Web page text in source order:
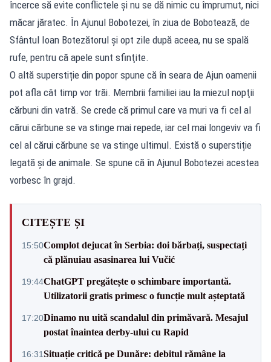
încerce să evite conflictele şi nu se dă nimic cu împrumut, nici
măcar jăratec. În Ajunul Bobotezei, în ziua de Bobotează, de
Sfântul Ioan Botezătorul şi opt zile după aceea, nu se spală
rufe, pentru că apele sunt sfinţite.
O altă superstiție din popor spune că în seara de Ajun oamenii
pot afla cât timp vor trăi. Membrii familiei iau la miezul nopţii
cărbuni din vatră. Se crede că primul care va muri va fi cel al
cărui cărbune se va stinge mai repede, iar cel mai longeviv va fi
cel al cărui cărbune se va stinge ultimul. Există o superstiție
legată și de animale. Se spune că în Ajunul Bobotezei acestea
vorbesc în grajd.
CITEȘTE ȘI
15:50Complot dejucat în Serbia: doi bărbați, suspectați
că plănuiau asasinarea lui Vučić
19:44ChatGPT pregătește o schimbare importantă.
Utilizatorii gratis primesc o funcție mult așteptată
17:20Dinamo nu uită scandalul din primăvară. Mesajul
postat înaintea derby-ului cu Rapid
16:31Situație critică pe Dunăre: debitul rămâne la